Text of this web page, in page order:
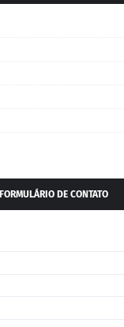
FORMULÁRIO DE CONTATO